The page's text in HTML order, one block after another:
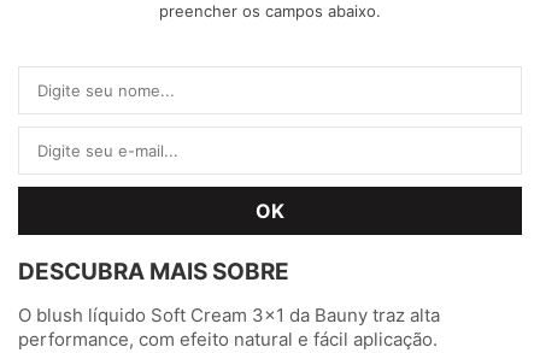
preencher os campos abaixo.
DESCUBRA MAIS SOBRE
O blush líquido Soft Cream 3x1 da Bauny traz alta
performance, com efeito natural e fácil aplicação.